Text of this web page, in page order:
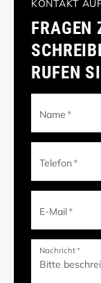
KONTAKT
FRAGEN
RUFEN
Name*
Telefon*
E-Mail*
Nachricht*